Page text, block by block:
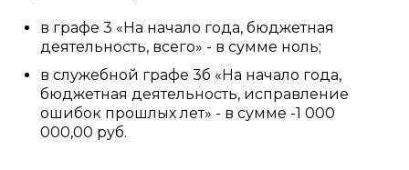
в графе 3 «На начало года, бюджетная
деятельность, всего» - в сумме ноль;
в служебной графе 3б «На начало года,
бюджетная деятельность, исправление
ошибок прошлых лет» - в сумме -1 000
000,00 руб.